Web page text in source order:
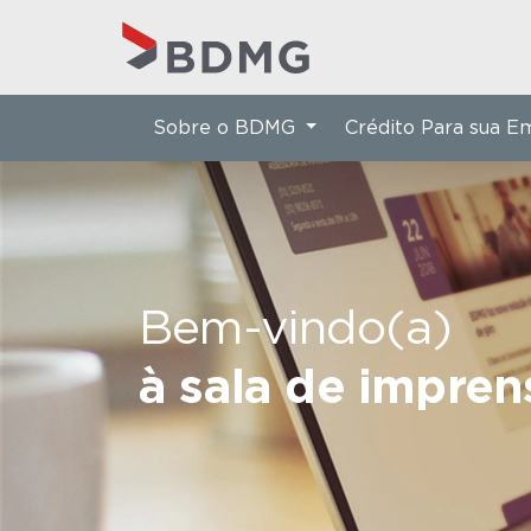
Bem-vindo(a)
à sala de
Sobre o BDMG Crédito Para sua